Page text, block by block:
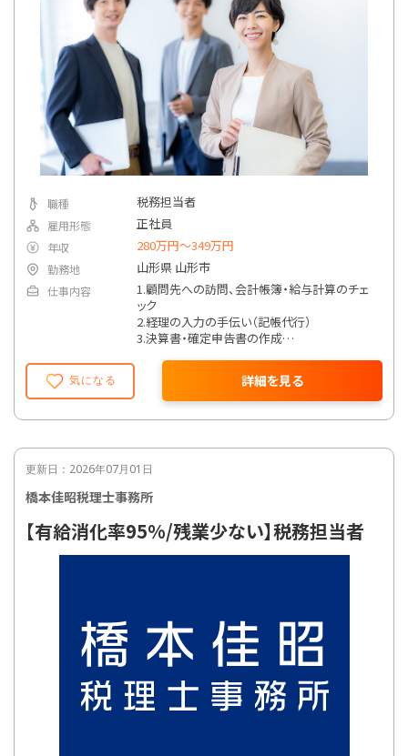
気になる 詳細を見る
職種 税務担当者
雇用形態 正社員
年収 280万円〜349万円
勤務地 山形県 山形市
仕事内容
1.顧問先への訪問、会計帳簿・給与計算のチェ
ック
2.経理の入力の手伝い（記帳代行）
3.決算書・確定申告書の作成
5.納税予測・節税の提案
6.相続・譲渡所得・資産税業務に関連する保険
や資産活用の提案
7.事業承継の提案と支援
サポート 等
更新日：2026年07月01日
橋本佳昭税理士事務所
【有給消化率95%/残業少ない】税務担当者